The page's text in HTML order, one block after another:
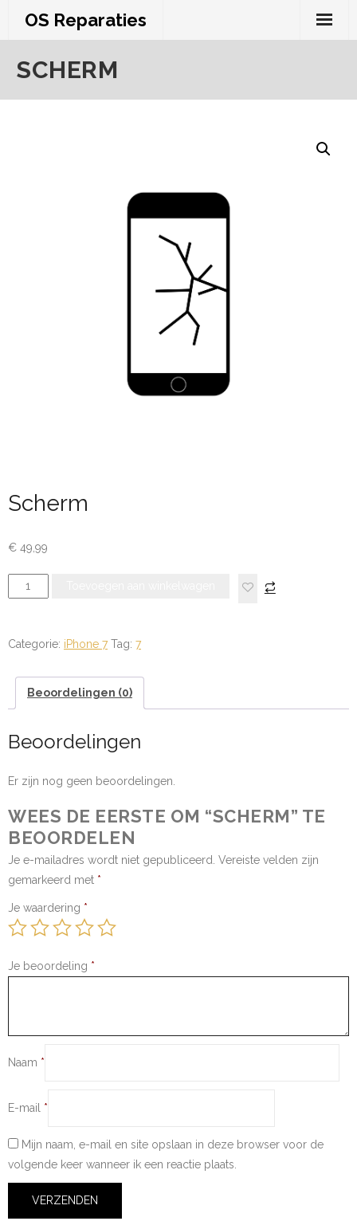
OS Reparaties
SCHERM
Scherm
€ 49,99
Scherm
aantal
Categorie: iPhone 7 Tag: 7
Beoordelingen (0)
Beoordelingen
Er zijn nog geen beoordelingen.
WEES DE EERSTE OM “SCHERM” TE
BEOORDELEN
Je e-mailadres wordt niet gepubliceerd. Vereiste velden zijn
gemarkeerd met *
Je waardering *
Je beoordeling *
Naam *
E-mail *
Mijn naam, e-mail en site opslaan in deze browser voor de
volgende keer wanneer ik een reactie plaats.